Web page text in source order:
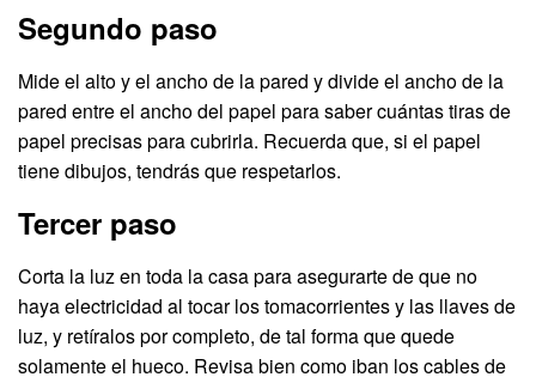
Segundo paso
Mide el alto y el ancho de la pared y divide el ancho de la
pared entre el ancho del papel para saber cuántas tiras de
papel precisas para cubrirla. Recuerda que, si el papel
tiene dibujos, tendrás que respetarlos.
Tercer paso
Corta la luz en toda la casa para asegurarte de que no
haya electricidad al tocar los tomacorrientes y las llaves de
luz, y retíralos por completo, de tal forma que quede
solamente el hueco. Revisa bien como iban los cables de